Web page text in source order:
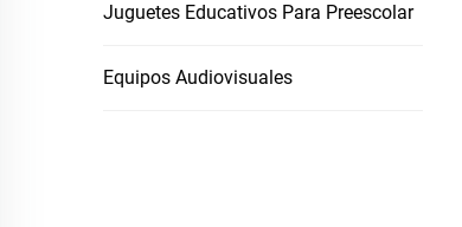
Juguetes Educativos Para Preescolar
Equipos Audiovisuales